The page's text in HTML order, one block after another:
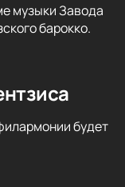
музыки Завода
барокко.
будет